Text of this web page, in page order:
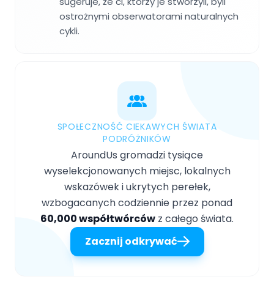
ostrożnymi obserwatorami naturalnych
cykli.
SPOŁECZNOŚĆ CIEKAWYCH ŚWIATA
PODRÓŻNIKÓW
AroundUs gromadzi tysiące
wyselekcjonowanych miejsc, lokalnych
wskazówek i ukrytych perełek,
wzbogacanych codziennie przez ponad
60,000 współtwórców z całego świata.
Zacznij odkrywać